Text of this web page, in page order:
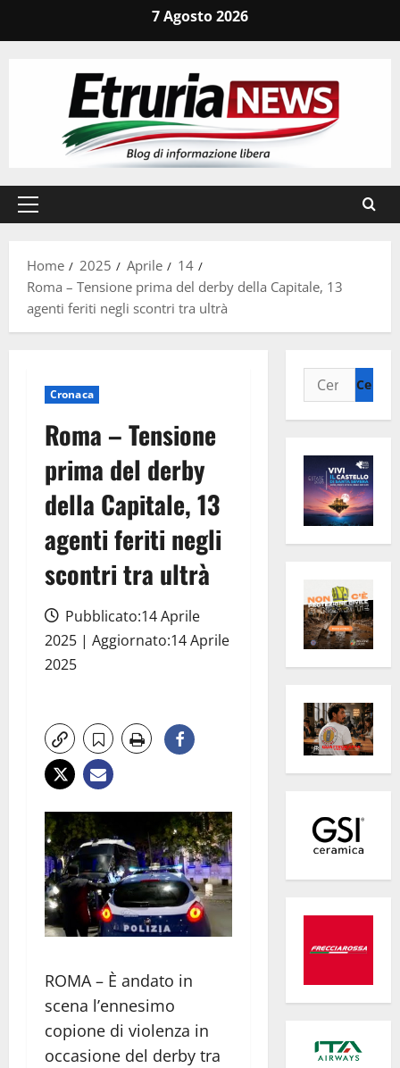
7 Agosto 2026
Menu
Home
2025 Aprile
14
Roma – Tensione prima del derby della Capitale, 13
agenti feriti negli scontri tra ultrà
Cronaca
Roma – Tensione
prima del derby
della Capitale, 13
agenti feriti negli
scontri tra ultrà
Pubblicato:14 Aprile
2025 | Aggiornato:14 Aprile
2025
ROMA – È andato in
scena l’ennesimo
copione di violenza in
occasione del derby tra
Ricerca
per: